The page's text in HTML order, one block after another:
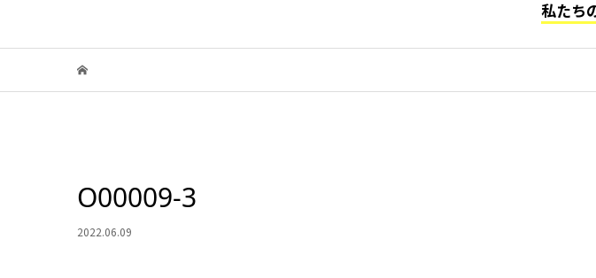
私たち
O00009-3
2022.06.09